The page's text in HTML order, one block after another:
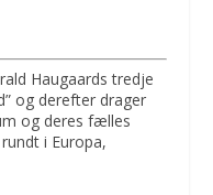
Haugaards tredje
og derefter drager
og deres fælles
i Europa,